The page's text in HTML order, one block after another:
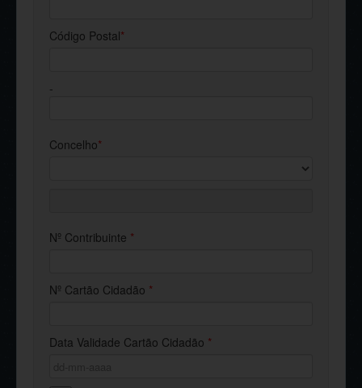
Código Postal*
-
Concelho*
Nº Contribuinte *
Nº Cartão Cidadão *
Data Validade Cartão Cidadão *